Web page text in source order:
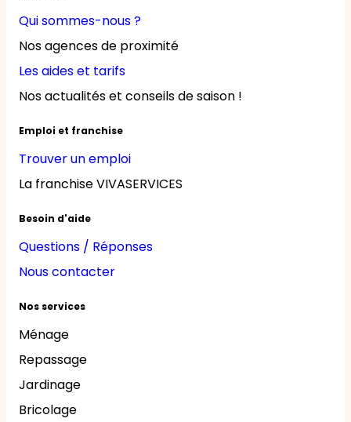
Qui sommes-nous ?
Nos agences de proximité
Les aides et tarifs
Nos actualités et conseils de saison !
Emploi et franchise
Trouver un emploi
La franchise VIVASERVICES
Besoin d'aide
Questions / Réponses
Nous contacter
Nos services
Ménage
Repassage
Jardinage
Bricolage